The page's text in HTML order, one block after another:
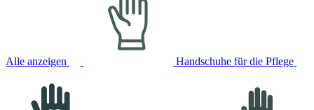
Alle anzeigen Handschuhe für die Pflege